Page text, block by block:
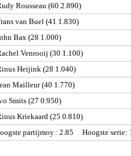
Rousseau (60 2.890)
van Buel (41 1.830)
Bax (28 1.000)
Venrooij (30 1.100)
Heijink (28 1.040)
Mailleur (40 1.770)
Smits (27 0.950)
Kriekaard (25 0.810)
partijmoy.: 2.85 Hoogste